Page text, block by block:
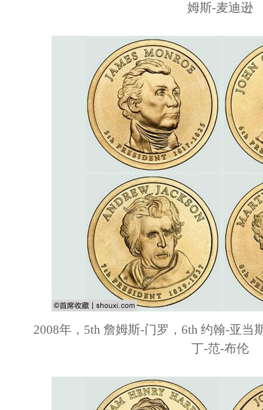
姆斯-麦迪逊
2008年，5th 詹姆斯-门罗，6th 约翰-亚当
丁-范-布伦